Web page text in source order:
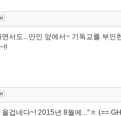
서도...만인 앞에서~ 기독교를 부
겁네다~! 2015년 8월에..."ㅎ (==